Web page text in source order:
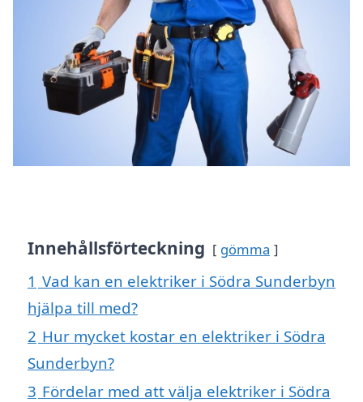
Innehållsförteckning gömma
1 Vad kan en elektriker i Södra Sunderbyn
hjälpa till med?
2 Hur mycket kostar en elektriker i Södra
Sunderbyn?
3 Fördelar med att välja elektriker i Södra